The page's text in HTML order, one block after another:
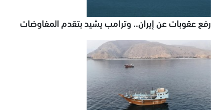
رفع عقوبات عن إيران.. وترامب يشيد بتقدم المفاوضات